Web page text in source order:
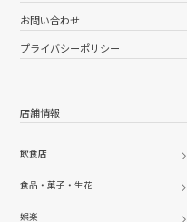
お問い合わせ
プライバシーポリシー
店舗情報
飲食店
食品・菓子・生花
娯楽